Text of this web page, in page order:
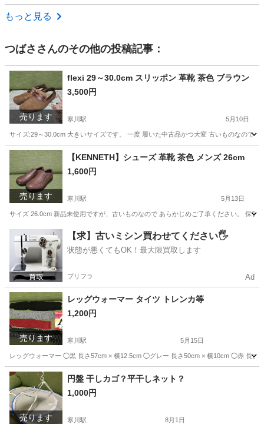
神奈川 川崎市
もっと見る
つばさ さんのその他の投稿記事：
売ります
flexi 29～30.0cm スリッポン 革靴 茶色 ブラウン
3,500円
寒川駅 5月10日
サイズ:29～30.0cm 大きいサイズです。 一度 履いた中古品かつ大変 古いものなので
神奈川 高座郡 靴
売ります
【KENNETH】シューズ 革靴 茶色 メンズ 26cm
1,600円
寒川駅 5月13日
サイズ 26.0cm 新品未使用ですが、古いものなので あらかじめご了承ください。 保
神奈川 高座郡 寒川駅 靴 シューズ
【求】古いミシン買わせてください🖐️
状態が悪くてもOK！最大限買取します
プリフラ Ad
売ります
レッグウォーマー タイツ トレンカ等
1,200円
寒川駅 5月15日
レッグウォーマー ◯黒 長さ57cm × 横12.5cm ◯グレー 長さ50cm × 横10cm ◯赤 長さ
神奈川 高座郡 寒川駅 小物 需要
売ります
円盤 干しカゴ？平干しネット？
1,000円
寒川駅 8月1日